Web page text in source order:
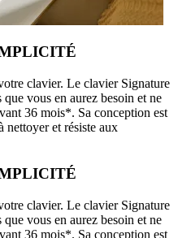
clavier. Le clavier Signature
vous en aurez besoin et ne
36 mois*. Sa conception est
nettoyer et résiste aux
clavier. Le clavier Signature
vous en aurez besoin et ne
36 mois*. Sa conception est